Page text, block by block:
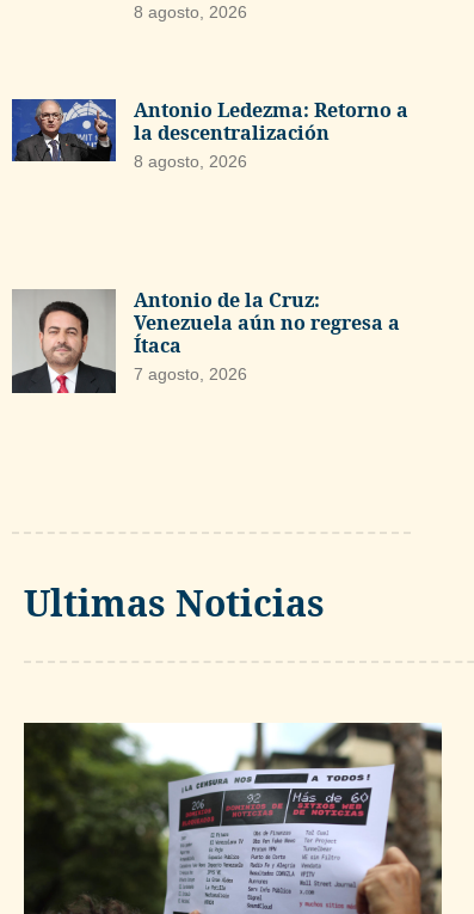
8 agosto, 2026
Antonio Ledezma: Retorno a
la descentralización
8 agosto, 2026
Antonio de la Cruz:
Venezuela aún no regresa a
Ítaca
7 agosto, 2026
Ultimas Noticias